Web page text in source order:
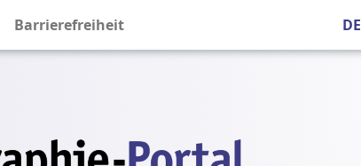
Barrierefreiheit DE